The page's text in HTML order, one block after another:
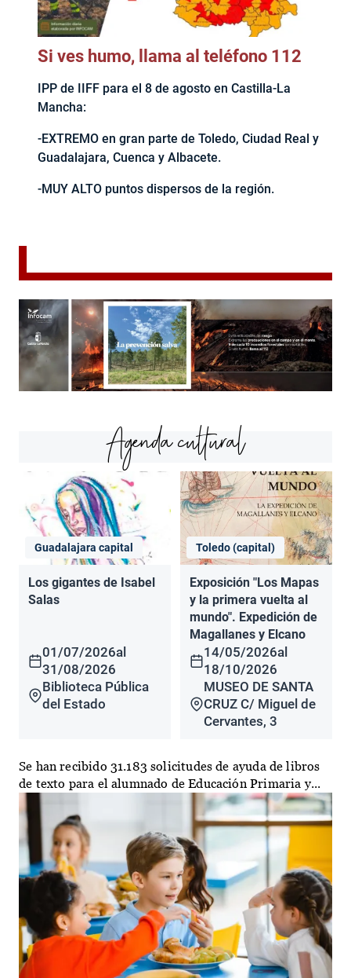
Si ves humo, llama al teléfono 112
IPP de IIFF para el 8 de agosto en Castilla-La
Mancha:
-EXTREMO en gran parte de Toledo, Ciudad Real y
Guadalajara, Cuenca y Albacete.
-MUY ALTO puntos dispersos de la región.
Agenda cultural
Guadalajara capital
Los gigantes de Isabel
Salas
01/07/2026al
31/08/2026
Biblioteca Pública
del Estado
Toledo (capital)
Exposición "Los Mapas
y la primera vuelta al
mundo". Expedición de
Magallanes y Elcano
14/05/2026al
18/10/2026
MUSEO DE SANTA
CRUZ C/ Miguel de
Cervantes, 3
Se han recibido 31.183 solicitudes de ayuda de libros
de texto para el alumnado de Educación Primaria y...